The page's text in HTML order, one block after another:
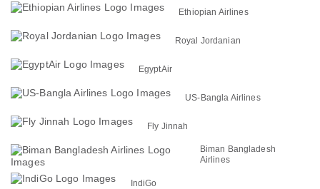
Ethiopian Airlines
Royal Jordanian
EgyptAir
US-Bangla Airlines
Fly Jinnah
Biman Bangladesh
Airlines
IndiGo